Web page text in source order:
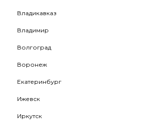
Владикавказ
Владимир
Волгоград
Воронеж
Екатеринбург
Ижевск
Иркутск